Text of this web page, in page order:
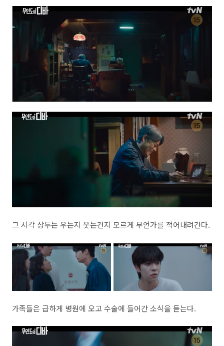
그 시각 상두는 우는지 웃는건지 모르게 무언가를 적어내려간다.
가족들은 급하게 병원에 오고 수술에 들어간 소식을 듣는다.